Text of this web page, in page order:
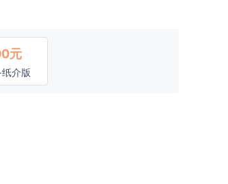
元
介版